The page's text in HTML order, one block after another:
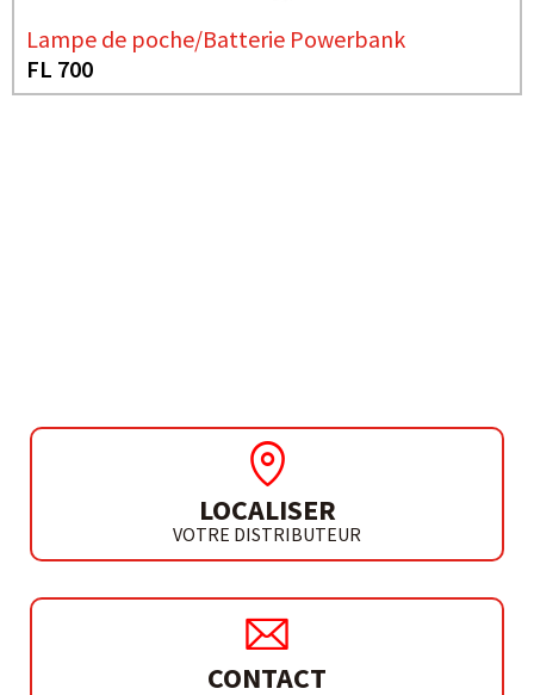
Lampe de poche/Batterie Powerbank
FL 700
LOCALISER
VOTRE DISTRIBUTEUR
CONTACT